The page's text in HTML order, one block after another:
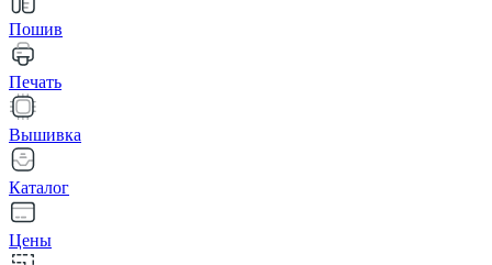
Пошив
Печать
Вышивка
Каталог
Цены